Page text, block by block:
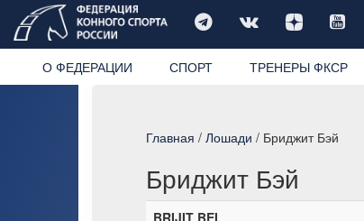
О ФЕДЕРАЦИИ СПОРТ ТРЕНЕРЫ ФКСР
Главная / Лошади / Бриджит Бэй
Бриджит Бэй
BRIJIT BEI